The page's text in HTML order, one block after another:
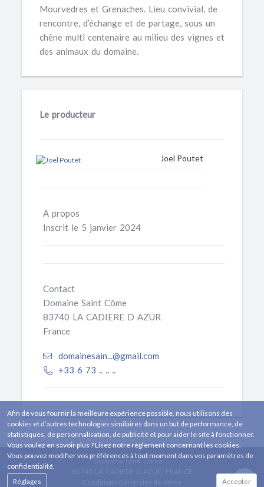
Mourvedres et Grenaches. Lieu convivial, de
rencontre, d’échange et de partage, sous un
chêne multi centenaire au milieu des vignes et
des animaux du domaine.
Le producteur
Joel Poutet
A propos
Inscrit le 5 janvier 2024
Contact
Domaine Saint Côme
83740 LA CADIERE D AZUR
France
domainesain...@gmail.com
+33 6 73 .. .. ..
Domaine Saint Côme
Afin de vous fournir la meilleure expérience possible, nous utilisons des
cookies et d’autres technologies similaires dans un but de performance, de
statistiques, de personnalisation, de publicité et pour aider le site à fonctionner.
Vous voulez en savoir plus ? Lisez notre règlement concernant les cookies.
Vous pouvez modifier vos préférences à tout moment dans vos paramètres de
confidentialité.
Réglages Accepter